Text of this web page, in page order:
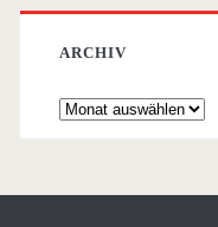
ARCHIV
Archiv